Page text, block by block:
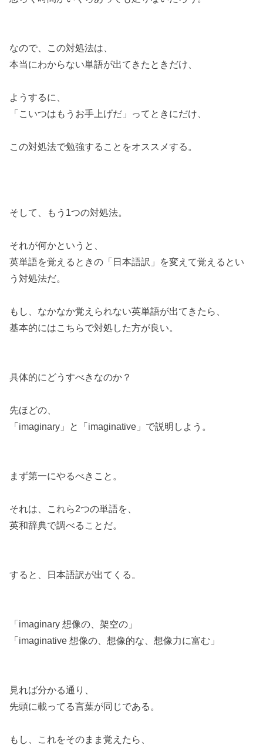
なので、この対処法は、
本当にわからない単語が出てきたときだけ、
ようするに、
「こいつはもうお手上げだ」ってときにだけ、
この対処法で勉強することをオススメする。
そして、もう1つの対処法。
それが何かというと、
英単語を覚えるときの「日本語訳」を変えて覚えるとい
う対処法だ。
もし、なかなか覚えられない英単語が出てきたら、
基本的にはこちらで対処した方が良い。
具体的にどうすべきなのか？
先ほどの、
「imaginary」と「imaginative」で説明しよう。
まず第一にやるべきこと。
それは、これら2つの単語を、
英和辞典で調べることだ。
すると、日本語訳が出てくる。
「imaginary 想像の、架空の」
「imaginative 想像の、想像的な、想像力に富む」
見れば分かる通り、
先頭に載ってる言葉が同じである。
もし、これをそのまま覚えたら、